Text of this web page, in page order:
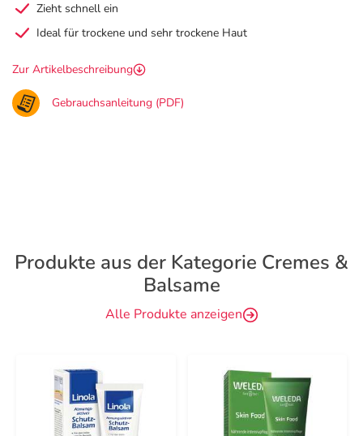
Zieht schnell ein
Ideal für trockene und sehr trockene Haut
Zur Artikelbeschreibung
Gebrauchsanleitung (PDF)
Produkte aus der Kategorie Cremes &
Balsame
Alle Produkte anzeigen